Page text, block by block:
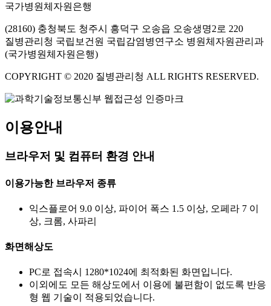
국가병원체자원은행
(28160) 충청북도 청주시 흥덕구 오송읍 오송생명2로 220
질병관리청 국립보건원 국립감염병연구소 병원체자원관리과
(국가병원체자원은행)
COPYRIGHT © 2020 질병관리청 ALL RIGHTS RESERVED.
이용안내
브라우저 및 컴퓨터 환경 안내
이용가능한 브라우저 종류
익스플로어 9.0 이상, 파이어 폭스 1.5 이상, 오페라 7 이
상, 크롬, 사파리
화면해상도
PC로 접속시 1280*1024에 최적화된 화면입니다.
이외에도 모든 해상도에서 이용에 불편함이 없도록 반응
형 웹 기술이 적용되었습니다.